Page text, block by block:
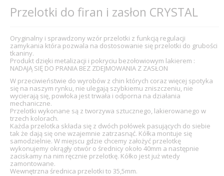
Przelotki do firan i zasłon CRYSTAL
Oryginalny i sprawdzony wzór przelotki z funkcją regulacji
zamykania która pozwala na dostosowanie się przelotki do grubości
tkaniny.
Produkt dzięki metalizacji i pokryciu bezołowiowym lakierem :
NADAJĄ SIĘ DO PRANIA BEZ ZDEJMOWANIA Z ZASŁON
W przeciwieństwie do wyrobów z chin których coraz więcej spotyka
się na naszym rynku, nie ulegają szybkiemu zniszczeniu, nie
wycierają się, powłoka jest trwała i odporna na działania
mechaniczne.
Przelotki wykonane są z tworzywa sztucznego, lakierowanego w
trzech kolorach.
Każda przelotka składa się z dwóch połówek pasujących do siebie
tak że dają się one wzajemnie zatrzasnąć. Kółka montuje się
samodzielnie. W miejscu gdzie chcemy założyć przelotkę
wykonujemy okrągły otwór o średnicy około 40mm a następnie
zaciskamy na nim ręcznie przelotkę. Kółko jest już wtedy
zamontowane.
Wewnętrzna średnica przelotki to 35,5mm.